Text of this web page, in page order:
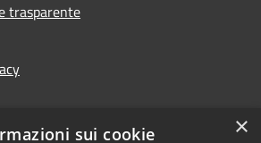
trasparente
accessibilità 2025 ×
sui cookie